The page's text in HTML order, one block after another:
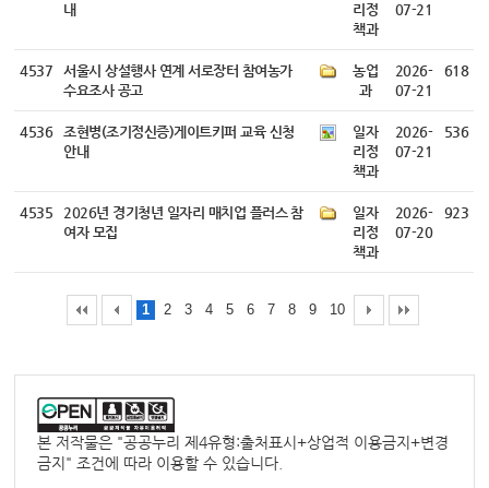
내
리정
책과
07-21
4537
서울시 상설행사 연계 서로장터 참여농가
수요조사 공고
농업
과
2026-
07-21
618
4536
조현병(조기정신증)게이트키퍼 교육 신청
안내
일자
리정
책과
2026-
07-21
536
4535
2026년 경기청년 일자리 매치업 플러스 참
여자 모집
일자
리정
책과
2026-
07-20
923
1 2 3 4 5 6 7 8 9 10
본 저작물은 "공공누리 제4유형:출처표시+상업적 이용금지+변경
금지 " 조건에 따라 이용할 수 있습니다.